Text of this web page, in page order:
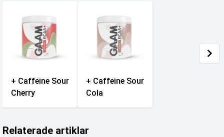
+ Caffeine Sour
Cherry
+ Caffeine Sour
Cola
Relaterade artiklar